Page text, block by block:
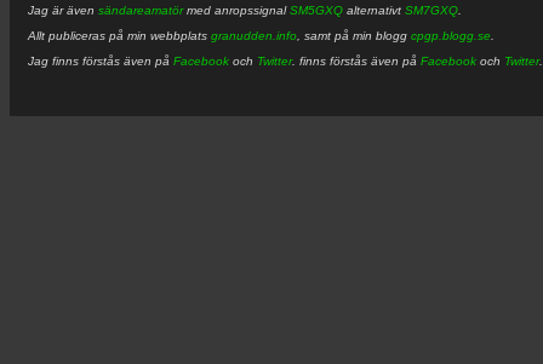
Jag är även sändareamatörmed anropssignalSM5GXQ alternativt SM7GXQ
Allt publiceras på min webbplats granudden.info , samt på min blogg cpgp.blogg.se
Jag finns förstås även på Facebook och Twitter. finns förstås även på Facebook och Twitter.